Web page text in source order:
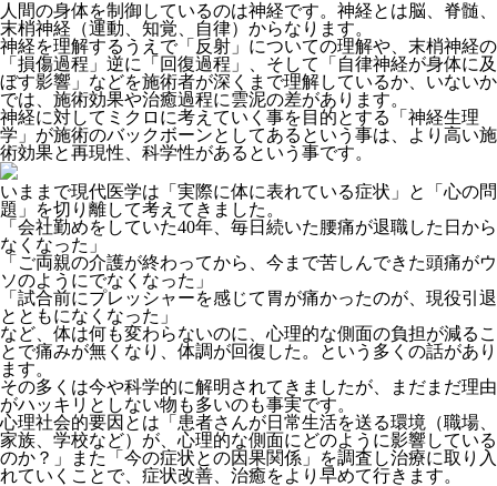
人間の身体を制御しているのは神経です。神経とは脳、脊髄、
末梢神経（運動、知覚、自律）からなります。
神経を理解するうえで「反射」についての理解や、末梢神経の
「損傷過程」逆に「回復過程」、そして「自律神経が身体に及
ぼす影響」などを施術者が深くまで理解しているか、いないか
では、施術効果や治癒過程に雲泥の差があります。
神経に対してミクロに考えていく事を目的とする「神経生理
学」が施術のバックボーンとしてあるという事は、より高い施
術効果と再現性、科学性があるという事です。
いままで現代医学は「実際に体に表れている症状」と「心の問
題」を切り離して考えてきました。
「会社勤めをしていた40年、毎日続いた腰痛が退職した日から
なくなった」
「ご両親の介護が終わってから、今まで苦しんできた頭痛がウ
ソのようにでなくなった」
「試合前にプレッシャーを感じて胃が痛かったのが、現役引退
とともになくなった」
など、体は何も変わらないのに、心理的な側面の負担が減るこ
とで痛みが無くなり、体調が回復した。という多くの話があり
ます。
その多くは今や科学的に解明されてきましたが、まだまだ理由
がハッキリとしない物も多いのも事実です。
心理社会的要因とは「患者さんが日常生活を送る環境（職場、
家族、学校など）が、心理的な側面にどのように影響している
のか？」また「今の症状との因果関係」を調査し治療に取り入
れていくことで、症状改善、治癒をより早めて行きます。